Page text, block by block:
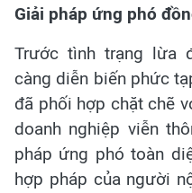
Giải pháp ứng phó
Trước tình trạng lừa
càng diễn biến phức
đã phối hợp chặt chẽ
doanh nghiệp viễn
pháp ứng phó toàn
hợp pháp của người